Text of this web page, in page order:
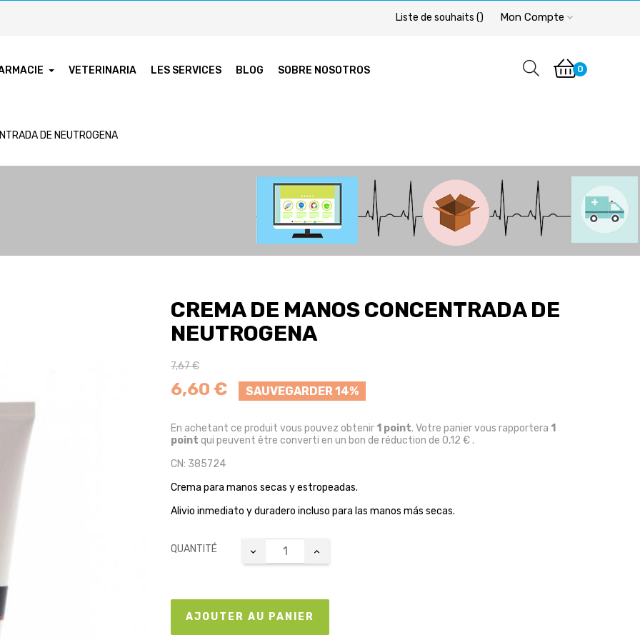
Mon Compte
Liste de souhaits ()
VETERINARIA LES SERVICES BLOG SOBRE NOSOTROS 0
DE NEUTROGENA
CREMA DE MANOS CONCENTRADA DE
NEUTROGENA
7,67 €
6,60 € SAUVEGARDER 14%
En achetant ce produit vous pouvez obtenir 1 point. Votre panier vous rapportera 1
point qui peuvent être converti en un bon de réduction de 0,12 €.
CN: 385724
Crema para manos secas y estropeadas.
Alivio inmediato y duradero incluso para las manos más secas.
QUANTITÉ
AJOUTER AU PANIER